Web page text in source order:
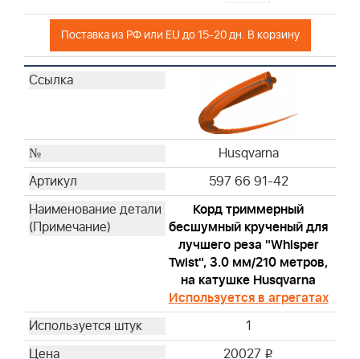
Поставка из РФ или EU до 15-20 дн. В корзину
Husqvarna
597 66 91-42
Корд триммерный
бесшумный крученый для
лучшего реза "Whisper
Twist", 3.0 мм/210 метров,
на катушке Husqvarna
Используется в агрегатах
1
20027 i